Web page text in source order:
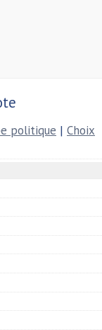
politique | Choix